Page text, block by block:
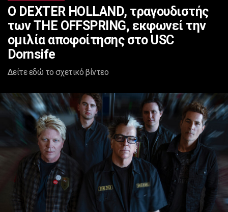
Ο DEXTER HOLLAND, τραγουδιστής
των THE OFFSPRING, εκφωνεί την
ομιλία αποφοίτησης στο USC
Dornsife
Δείτε εδώ το σχετικό βίντεο